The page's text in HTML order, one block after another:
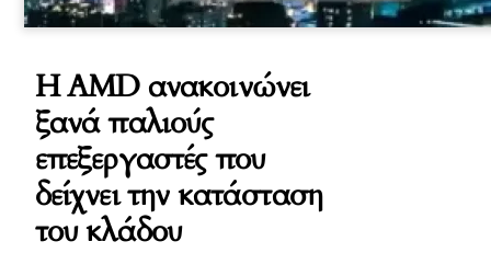
H AMD ανακοινώνει
ξανά παλιούς
επεξεργαστές που
δείχνει την κατάσταση
του κλάδου